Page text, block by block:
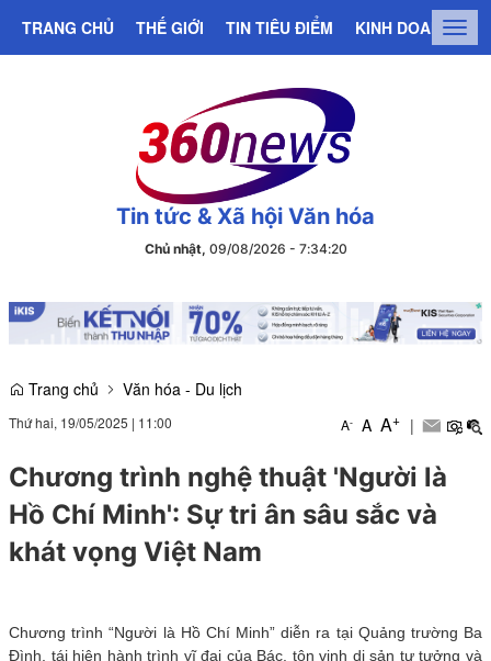
TRANG CHỦ THẾ GIỚI TIN TIÊU ĐIỂM KINH DOANH
Tin tức & Xã hội Văn hóa
Chủ nhật,09/08/2026 -7:34:21
Trang chủ Văn hóa - Du lịch
Thứ hai, 19/05/2025 | 11:00 A- A A+ |
Chương trình nghệ thuật 'Người là
Hồ Chí Minh': Sự tri ân sâu sắc và
khát vọng Việt Nam
Chương trình “Người là Hồ Chí Minh” diễn ra tại Quảng trường Ba
Đình, tái hiện hành trình vĩ đại của Bác, tôn vinh di sản tư tưởng và